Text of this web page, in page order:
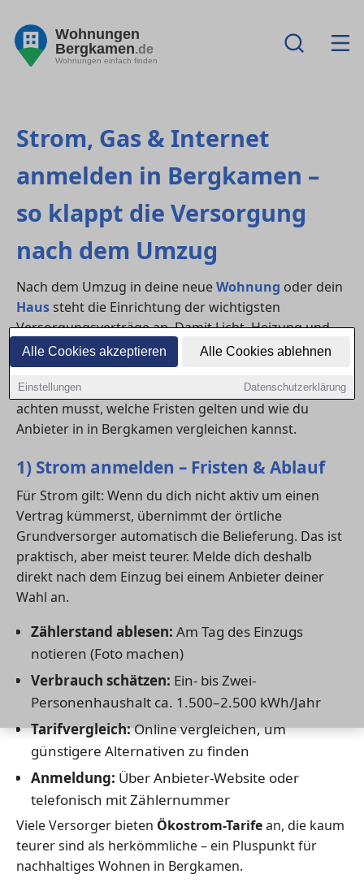
Alle Cookies akzeptieren Alle Cookies ablehnen
Einstellungen Datenschutzerklärung
Wohnungen
Bergkamen.de
Wohnungen einfach finden
Strom, Gas & Internet
anmelden in Bergkamen –
so klappt die Versorgung
nach dem Umzug
Nach dem Umzug in deine neueWohnung oder dein
Haus steht die Einrichtung der wichtigsten
Versorgungsverträge an. Damit Licht, Heizung und
WLAN vom ersten Tag an funktionieren, solltest du
dich rechtzeitig um die Anmeldung von
undInternet
kümmern. Hier erfährst du, worauf du
achten musst, welche Fristen gelten und wie du
Anbieter in in Bergkamen vergleichen kannst.
1) Strom anmelden – Fristen & Ablauf
Für Strom gilt: Wenn du dich nicht aktiv um einen
Vertrag kümmerst, übernimmt der örtliche
Grundversorger automatisch die Belieferung. Das ist
praktisch, aber meist teurer. Melde dich deshalb
direkt nach dem Einzug bei einem Anbieter deiner
Wahl an.
Zählerstand ablesen: Am Tag des Einzugs
notieren (Foto machen)
Verbrauch schätzen: Ein- bis Zwei-
Personenhaushalt ca. 1.500–2.500 kWh/Jahr
Tarifvergleich:Online vergleichen, um
günstigere Alternativen zu finden
Anmeldung: Über Anbieter-Website oder
telefonisch mit Zählernummer
Viele Versorger bieten Ökostrom-Tarifean, die kaum
teurer sind als herkömmliche – ein Pluspunkt für
nachhaltiges Wohnen in Bergkamen.